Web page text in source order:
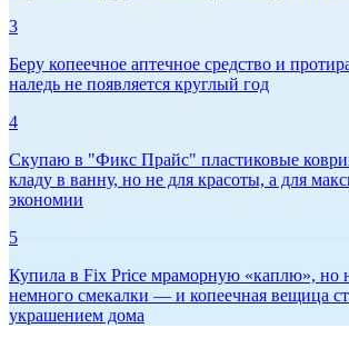
3
Беру копеечное аптечное средство и
наледь не появляется круглый год
4
Скупаю в "Фикс Прайс" пластиковые
кладу в ванну, но не для красоты, а для
экономии
5
Купила в Fix Price мраморную «каплю», но
немного смекалки — и копеечная вещица
украшением дома